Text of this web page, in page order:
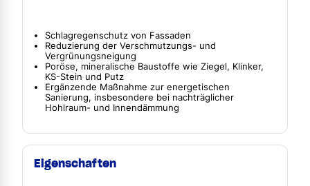
Schlagregenschutz von Fassaden
Reduzierung der Verschmutzungs- und
Vergrünungsneigung
Poröse, mineralische Baustoffe wie Ziegel, Klinker,
KS-Stein und Putz
Ergänzende Maßnahme zur energetischen
Sanierung, insbesondere bei nachträglicher
Hohlraum- und Innendämmung
Eigenschaften